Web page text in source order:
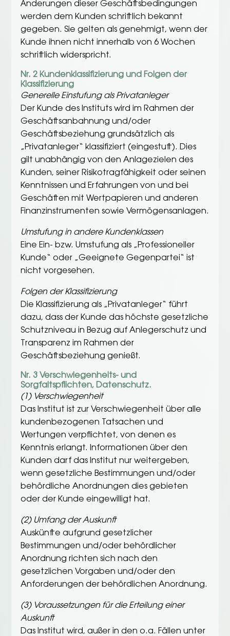
Änderungen dieser Geschäftsbedingungen
werden dem Kunden schriftlich bekannt
gegeben. Sie gelten als genehmigt, wenn der
Kunde ihnen nicht innerhalb von 6 Wochen
schriftlich widerspricht.
Nr. 2 Kundenklassifizierung und Folgen der
Klassifizierung
Generelle Einstufung als Privatanleger
Der Kunde des Instituts wird im Rahmen der
Geschäftsanbahnung und/oder
Geschäftsbeziehung grundsätzlich als
„Privatanleger“ klassifiziert (eingestuft). Dies
gilt unabhängig von den Anlagezielen des
Kunden, seiner Risikotragfähigkeit oder seinen
Kenntnissen und Erfahrungen von und bei
Geschäften mit Wertpapieren und anderen
Finanzinstrumenten sowie Vermögensanlagen.
Umstufung in andere Kundenklassen
Eine Ein- bzw. Umstufung als „Professioneller
Kunde“ oder „Geeignete Gegenpartei“ ist
nicht vorgesehen.
Folgen der Klassifizierung
Die Klassifizierung als „Privatanleger“ führt
dazu, dass der Kunde das höchste gesetzliche
Schutzniveau in Bezug auf Anlegerschutz und
Transparenz im Rahmen der
Geschäftsbeziehung genießt.
Nr. 3 Verschwiegenheits- und
Sorgfaltspflichten, Datenschutz.
(1) Verschwiegenheit
Das Institut ist zur Verschwiegenheit über alle
kundenbezogenen Tatsachen und
Wertungen verpflichtet, von denen es
Kenntnis erlangt. Informationen über den
Kunden darf das Institut nur weitergeben,
wenn gesetzliche Bestimmungen und/oder
behördliche Anordnungen dies gebieten
oder der Kunde eingewilligt hat.
(2) Umfang der Auskunft
Auskünfte aufgrund gesetzlicher
Bestimmungen und/oder behördlicher
Anordnung richten sich nach den
gesetzlichen Vorgaben und/oder den
Anforderungen der behördlichen Anordnung.
(3) Voraussetzungen für die Erteilung einer
Auskunft
Das Institut wird, außer in den o.a. Fällen unter